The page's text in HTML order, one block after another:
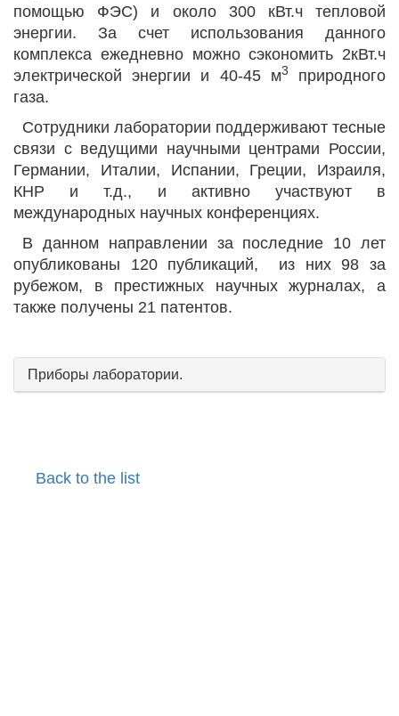
помощью ФЭС) и около 300 кВт.ч тепловой
энергии. За счет использования данного
комплекса ежедневно можно сэкономить 2кВт.ч
электрической энергии и 40-45 м3
природного
газа.
Сотрудники лаборатории поддерживают тесные
связи с ведущими научными центрами России,
Германии, Италии, Испании, Греции, Израиля,
КНР и т.д., и активно участвуют в
международных научных конференциях.
В данном направлении за последние 10 лет
опубликованы 120 публикаций, из них 98 за
рубежом, в престижных научных журналах, а
также получены 21 патентов.
Приборы лаборатории.
Back to the list